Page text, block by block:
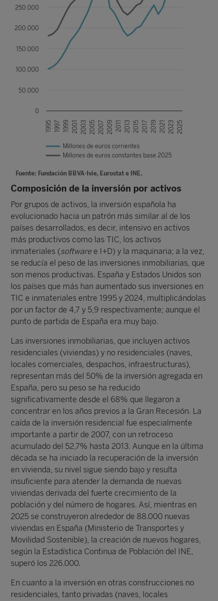
Fuente: Fundación BBVA-Ivie, Eurostat e INE.
Millones de euros corrientes
Millones de euros constantes base 2025
1995 1997 1999 2001 2003 2005 2007 2009 2011 2013 2015 2017 2019 2021 2023 2025
0
50.000
100.000
150.000
200.000
250.000
Composición de la inversión por activos
Por grupos de activos, la inversión española ha
evolucionado hacia un patrón más similar al de los
países desarrollados, es decir, intensivo en activos
más productivos como las TIC, los activos
inmateriales (software e I+D) y la maquinaria; a la vez,
se reducía el peso de las inversiones inmobiliarias, que
son menos productivas. España y Estados Unidos son
los países que más han aumentado sus inversiones en
TIC e inmateriales entre 1995 y 2024, multiplicándolas
por un factor de 4,7 y 5,9 respectivamente; aunque el
punto de partida de España era muy bajo.
Las inversiones inmobiliarias, que incluyen activos
residenciales (viviendas) y no residenciales (naves,
locales comerciales, despachos, infraestructuras),
representan más del 50% de la inversión agregada en
España, pero su peso se ha reducido
significativamente desde el 68% que llegaron a
concentrar en los años previos a la Gran Recesión. La
caída de la inversión residencial fue especialmente
importante a partir de 2007, con un retroceso
acumulado del 52,7% hasta 2013. Aunque en la última
década se ha iniciado la recuperación de la inversión
en vivienda, su nivel sigue siendo bajo y resulta
insuficiente para atender la demanda de nuevas
viviendas derivada del fuerte crecimiento de la
población y del número de hogares. Así, mientras en
2025 se construyeron alrededor de 88.000 nuevas
viviendas en España (Ministerio de Transportes y
Movilidad Sostenible), la creación de nuevos hogares,
según la Estadística Continua de Población del INE,
superó los 226.000.
En cuanto a la inversión en otras construcciones no
residenciales, tanto privadas (naves, locales